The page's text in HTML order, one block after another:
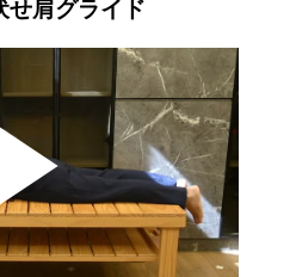
せ肩グライド